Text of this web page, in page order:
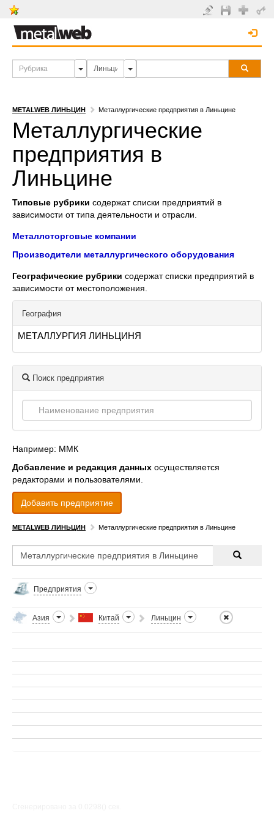
METALWEB ЛИНЬЦИН Металлургические предприятия в Линьцине
Металлургические
предприятия в
Линьцине
Типовые рубрики содержат списки предприятий в
зависимости от типа деятельности и отрасли.
Металлоторговые компании
Производители металлургического оборудования
Географические рубрики содержат списки предприятий в
зависимости от местоположения.
География
МЕТАЛЛУРГИЯ ЛИНЬЦИНЯ
Поиск предприятия
Например: ММК
Добавление и редакция данных осуществляется
редакторами и пользователями.
Добавить предприятие
METALWEB ЛИНЬЦИН Металлургические предприятия в Линьцине
Предприятия
Азия Китай Линьцин